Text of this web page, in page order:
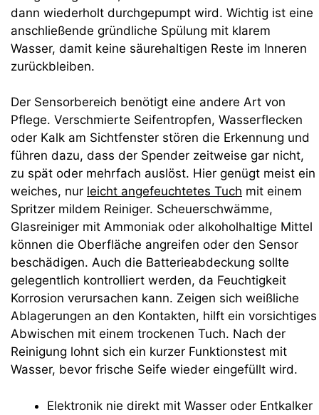
dann wiederholt durchgepumpt wird. Wichtig ist eine
anschließende gründliche Spülung mit klarem
Wasser, damit keine säurehaltigen Reste im Inneren
zurückbleiben.
Der Sensorbereich benötigt eine andere Art von
Pflege. Verschmierte Seifentropfen, Wasserflecken
oder Kalk am Sichtfenster stören die Erkennung und
führen dazu, dass der Spender zeitweise gar nicht,
zu spät oder mehrfach auslöst. Hier genügt meist ein
weiches, nur leicht angefeuchtetes Tuch mit einem
Spritzer mildem Reiniger. Scheuerschwämme,
Glasreiniger mit Ammoniak oder alkoholhaltige Mittel
können die Oberfläche angreifen oder den Sensor
beschädigen. Auch die Batterieabdeckung sollte
gelegentlich kontrolliert werden, da Feuchtigkeit
Korrosion verursachen kann. Zeigen sich weißliche
Ablagerungen an den Kontakten, hilft ein vorsichtiges
Abwischen mit einem trockenen Tuch. Nach der
Reinigung lohnt sich ein kurzer Funktionstest mit
Wasser, bevor frische Seife wieder eingefüllt wird.
Elektronik nie direkt mit Wasser oder Entkalker